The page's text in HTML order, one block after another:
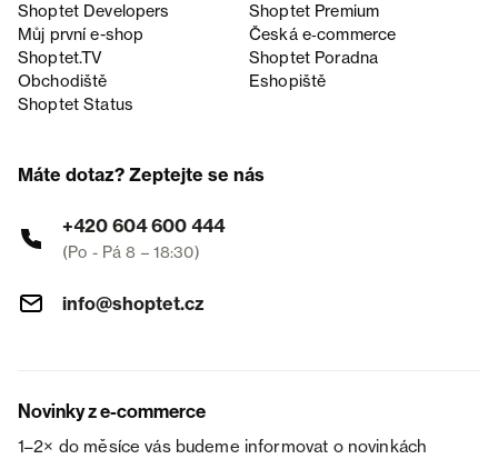
Shoptet Developers
Shoptet Premium
Můj první e-shop
Česká e‑commerce
Shoptet.TV
Shoptet Poradna
Obchodiště
Eshopiště
Shoptet Status
Máte dotaz? Zeptejte se nás
+420 604 600 444
(Po - Pá 8 – 18:30)
info@shoptet.cz
Novinky z e-commerce
1–2× do měsíce vás budeme informovat o novinkách